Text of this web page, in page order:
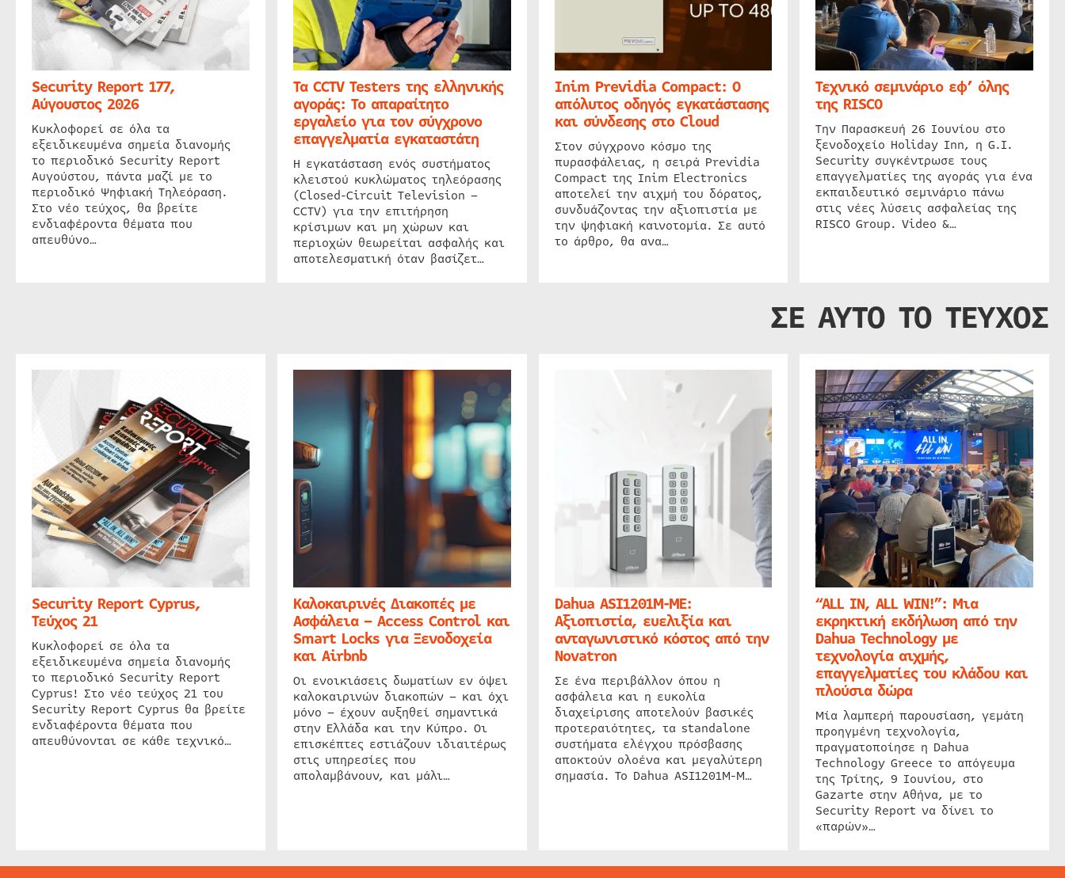
Security Report 177,
Αύγουστος 2026
Κυκλοφορεί σε όλα τα
εξειδικευμένα σημεία διανομής
το περιοδικό Security Report
Αυγούστου, πάντα μαζί με το
περιοδικό Ψηφιακή Τηλεόραση.
Στο νέο τεύχος, θα βρείτε
ενδιαφέροντα θέματα που
απευθύνο…
Τα CCTV Testers της ελληνικής
αγοράς: Το απαραίτητο
εργαλείο για τον σύγχρονο
επαγγελματία εγκαταστάτη
Η εγκατάσταση ενός συστήματος
κλειστού κυκλώματος τηλεόρασης
(Closed-Circuit Television –
CCTV) για την επιτήρηση
κρίσιμων και μη χώρων και
περιοχών θεωρείται ασφαλής και
αποτελεσματική όταν βασίζετ…
Inim Previdia Compact: Ο
απόλυτος οδηγός εγκατάστασης
και σύνδεσης στο Cloud
Στον σύγχρονο κόσμο της
πυρασφάλειας, η σειρά Previdia
Compact της Inim Electronics
αποτελεί την αιχμή του δόρατος,
συνδυάζοντας την αξιοπιστία με
την ψηφιακή καινοτομία. Σε αυτό
το άρθρο, θα ανα…
Τεχνικό σεμινάριο εφ’ όλης
της RISCO
Την Παρασκευή 26 Ιουνίου στο
ξενοδοχείο Holiday Inn, η G.I.
Security συγκέντρωσε τους
επαγγελματίες της αγοράς για ένα
εκπαιδευτικό σεμινάριο πάνω
στις νέες λύσεις ασφαλείας της
RISCO Group. Video &…
ΣΕ ΑΥΤΟ ΤΟ ΤΕΥΧΟΣ
Security Report Cyprus,
Τεύχος 21
Κυκλοφορεί σε όλα τα
εξειδικευμένα σημεία διανομής
το περιοδικό Security Report
Cyprus! Στο νέο τεύχος 21 του
Security Report Cyprus θα βρείτε
ενδιαφέροντα θέματα που
απευθύνονται σε κάθε τεχνικό…
Καλοκαιρινές Διακοπές με
Ασφάλεια – Access Control και
Smart Locks για Ξενοδοχεία
και Airbnb
Οι ενοικιάσεις δωματίων εν όψει
καλοκαιρινών διακοπών – και όχι
μόνο – έχουν αυξηθεί σημαντικά
στην Ελλάδα και την Κύπρο. Οι
επισκέπτες εστιάζουν ιδιαιτέρως
στις υπηρεσίες που
απολαμβάνουν, και μάλι…
Dahua ASI1201M-ME:
Αξιοπιστία, ευελιξία και
ανταγωνιστικό κόστος από την
Novatron
Σε ένα περιβάλλον όπου η
ασφάλεια και η ευκολία
διαχείρισης αποτελούν βασικές
προτεραιότητες, τα standalone
συστήματα ελέγχου πρόσβασης
αποκτούν ολοένα και μεγαλύτερη
σημασία. Το Dahua ASI1201M-M…
“ALL IN, ALL WIN!”: Μια
εκρηκτική εκδήλωση από την
Dahua Technology με
τεχνολογία αιχμής,
επαγγελματίες του κλάδου και
πλούσια δώρα
Μία λαμπερή παρουσίαση, γεμάτη
προηγμένη τεχνολογία,
πραγματοποίησε η Dahua
Technology Greece το απόγευμα
της Τρίτης, 9 Ιουνίου, στο
Gazarte στην Αθήνα, με το
Security Report να δίνει το
«παρών»…